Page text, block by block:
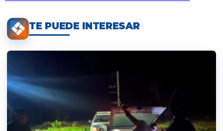
TE PUEDE INTERESAR